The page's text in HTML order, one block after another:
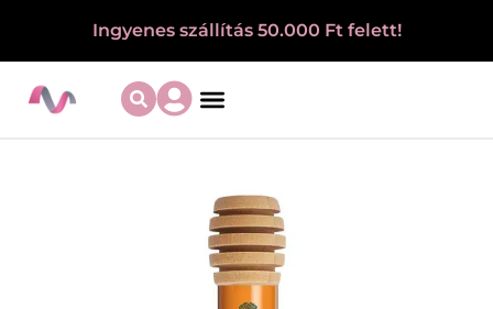
Ingyenes szállítás 50.000 Ft felett!